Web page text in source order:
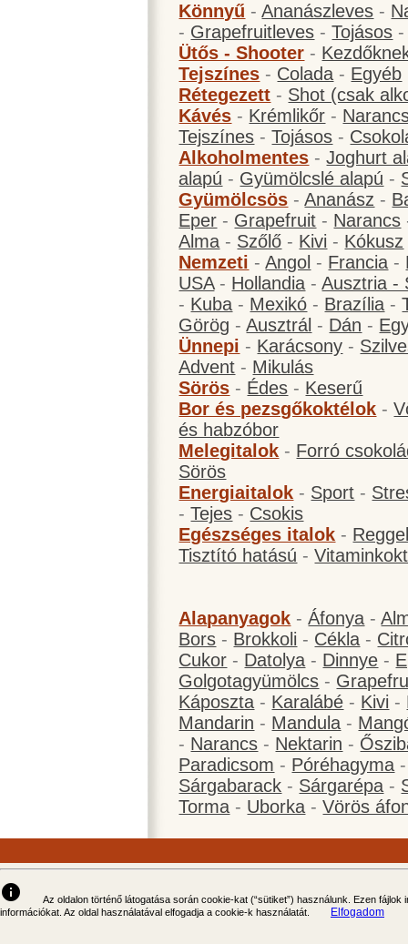
Könnyű -Ananászleves -
- Grapefruitleves -Tojásos
Ütős - Shooter -
Tejszínes - Colada - Egyéb
Rétegezett - Shot (csak
Kávés - Krémlikőr -
Tejszínes -Tojásos -
Alkoholmentes -Joghurt
alapú - Gyümölcslé alapú -
Gyümölcsös -Ananász -
Eper - Grapefruit - Narancs
Alma - Szőlő - Kivi - Kókusz
Nemzeti -Angol - Francia -
USA- Hollandia -Ausztria -
- Kuba - Mexikó - Brazília -
Görög -Ausztrál - Dán -
Ünnepi - Karácsony -
Advent - Mikulás
Sörös - Édes - Keserű
Bor és pezsgőkoktélok -
és habzóbor
Melegitalok - Forró
Sörös
Energiaitalok - Sport -
-Tejes - Csokis
Egészséges italok -
Tisztító hatású -
Alapanyagok -Áfonya -
Bors - Brokkoli - Cékla -
Cukor - Datolya - Dinnye -
Golgotagyümölcs -
Káposzta - Karalábé - Kivi -
Mandarin - Mandula -
- Narancs - Nektarin -
Paradicsom - Póréhagyma
Sárgabarack - Sárgarépa -
Torma - Uborka -Vörös
info
Az oldalon történő látogatása során cookie-kat (“sütiket”) használunk. Ezen
információkat. Az oldal használatával elfogadja a cookie-k használatát.
Elfogadom